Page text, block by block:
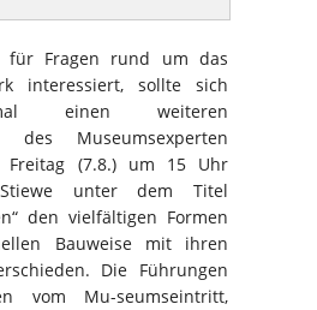
für Fragen rund um das
interessiert, sollte sich
einen weiteren
des Museumsexperten
Freitag (7.8.) um 15 Uhr
unter dem Titel
den vielfältigen Formen
Bauweise mit ihren
Die Führungen
vom Mu-seumseintritt,